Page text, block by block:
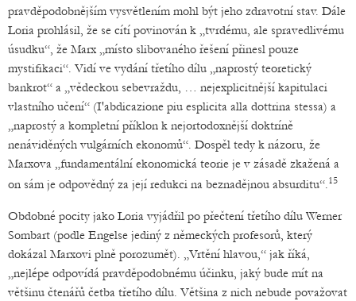
pravděpodobnějším vysvětlením mohl být jeho zdravotní stav. Dále
Loria prohlásil, že se cítí povinován k „tvrdému, ale spravedlivému
úsudku“, že Marx „místo slibovaného řešení přinesl pouze
mystifikaci“. Vidí ve vydání třetího dílu „naprostý teoretický
bankrot“ a „vědeckou sebevraždu, … nejexplicitnější kapitulaci
vlastního učení“ (I'abdicazione piu esplicita alla dottrina stessa) a
„naprostý a kompletní příklon k nejortodoxnější doktríně
nenáviděných vulgárních ekonomů“. Dospěl tedy k názoru, že
Marxova „fundamentální ekonomická teorie je v zásadě zkažená a
on sám je odpovědný za její redukci na beznadějnou absurditu“.15
Obdobné pocity jako Loria vyjádřil po přečtení třetího dílu Werner
Sombart (podle Engelse jediný z německých profesorů, který
dokázal Marxovi plně porozumět). „Vrtění hlavou,“ jak říká,
„nejlépe odpovídá pravděpodobnému účinku, jaký bude mít na
většinu čtenářů četba třetího dílu. Většina z nich nebude považovat